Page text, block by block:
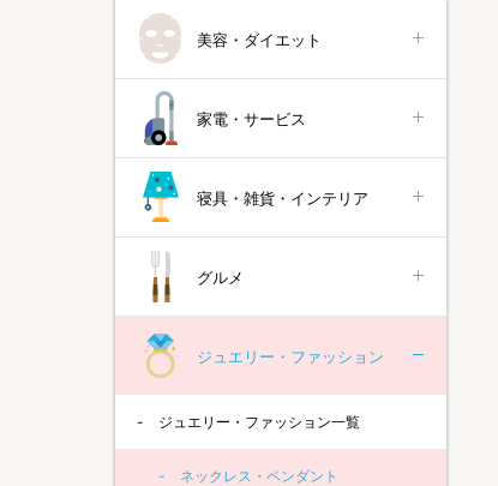
美容・ダイエット
家電・サービス
寝具・雑貨・インテリア
グルメ
ジュエリー・ファッション
ジュエリー・ファッション一覧
ネックレス・ペンダント